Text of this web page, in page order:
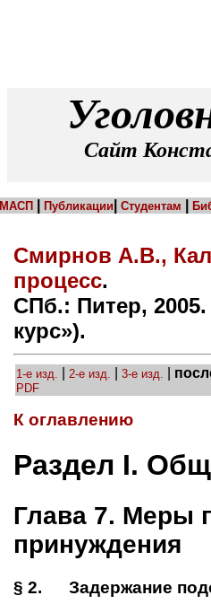
Сайт
МАСП Публикации Студентам
Смирнов А.В.,
процесс.
СПб.: Питер,
курс»).
1-е изд. 2-е изд. 3-е изд.
PDF
К оглавлению
Раздел I.
Глава 7. Меры
принуждения
§ 2. Задержание